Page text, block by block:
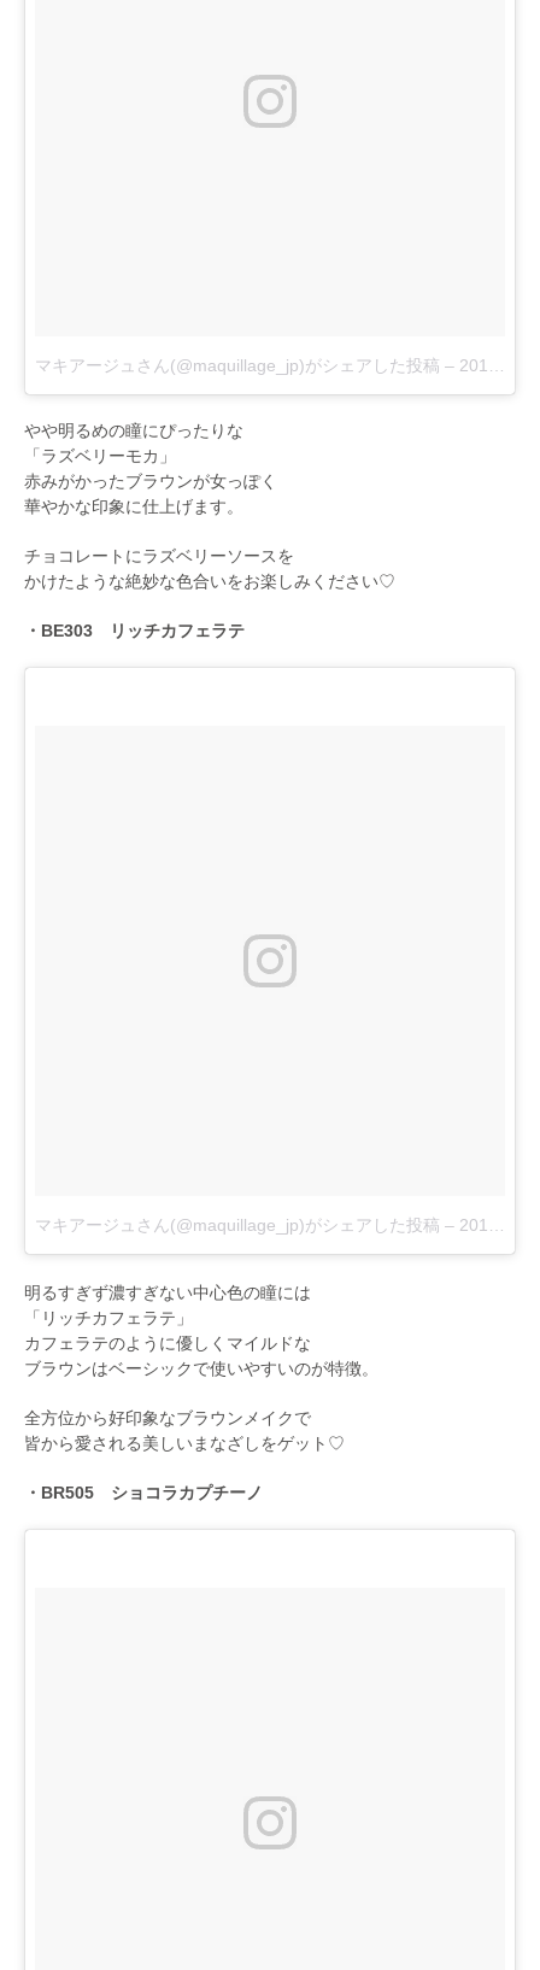
マキアージュさん(@maquillage_jp)がシェアした投稿 – 2017 8月 22 10:46午後 PDT
やや明るめの瞳にぴったりな
「ラズベリーモカ」
赤みがかったブラウンが女っぽく
華やかな印象に仕上げます。
チョコレートにラズベリーソースを
かけたような絶妙な色合いをお楽しみください♡
・BE303 リッチカフェラテ
マキアージュさん(@maquillage_jp)がシェアした投稿 – 2017 8月 21 1:46午前 PDT
明るすぎず濃すぎない中心色の瞳には
「リッチカフェラテ」
カフェラテのように優しくマイルドな
ブラウンはベーシックで使いやすいのが特徴。
全方位から好印象なブラウンメイクで
皆から愛される美しいまなざしをゲット♡
・BR505 ショコラカプチーノ